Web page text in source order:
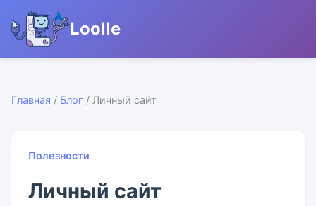
Loolle
Главная / Блог / Личный сайт
Полезности
Личный сайт